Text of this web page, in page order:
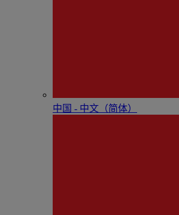
中国 - 中⽂（简体）